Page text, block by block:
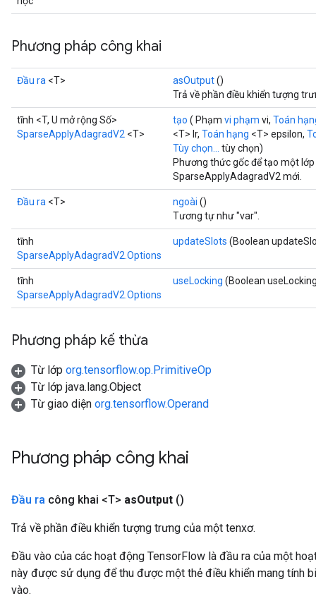
Phương pháp công khai
Đầu ra <T> asOutput()
Trả về phần điều khiển tượng
tĩnh <T, U mở rộng Số>
SparseApplyAdagradV2 <T>
tạo ( Phạm vi phạm vi, Toán
<T> lr, Toán hạng <T> epsilon,
Tùy chọn...
tùy chọn)
Phương thức gốc để tạo một
SparseApplyAdagradV2 mới.
Đầu ra <T> ngoài ()
Tương tự như "var".
tĩnh
SparseApplyAdagradV2.Options
updateSlots (Boolean
tĩnh
SparseApplyAdagradV2.Options
useLocking (Boolean
Phương pháp kế thừa
Từ lớp org.tensorflow.op.PrimitiveOp
Từ lớp java.lang.Object
Từ giao diện org.tensorflow.Operand
Phương pháp công khai
Đầu ra công khai <T> asOutput ()
Trả về phần điều khiển tượng trưng của một tenxơ.
Đầu vào của các hoạt động TensorFlow là đầu ra của một
này được sử dụng để thu được một thẻ điều khiển mang tính
vào.